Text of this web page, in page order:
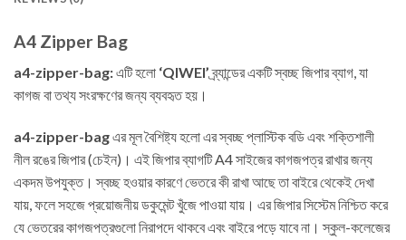
A4 Zipper Bag
a4-zipper-bag:এটি হলো ‘QIWEI’ব্র্যান্ডের একটি স্বচ্ছ জিপার ব্যাগ, যা
কাগজ বা তথ্য সংরক্ষণের জন্য ব্যবহৃত হয়।
a4-zipper-bagএর মূল বৈশিষ্ট্য হলো এর স্বচ্ছ প্লাস্টিক বডি এবং শক্তিশালী
নীল রঙের জিপার (চেইন)। এই জিপার ব্যাগটি A4 সাইজের কাগজপত্র রাখার জন্য
একদম উপযুক্ত। স্বচ্ছ হওয়ার কারণে ভেতরে কী রাখা আছে তা বাইরে থেকেই দেখা
যায়, ফলে সহজে প্রয়োজনীয় ডকুমেন্ট খুঁজে পাওয়া যায়। এর জিপার সিস্টেম নিশ্চিত করে
যে ভেতরের কাগজপত্রগুলো নিরাপদে থাকবে এবং বাইরে পড়ে যাবে না। স্কুল-কলেজের